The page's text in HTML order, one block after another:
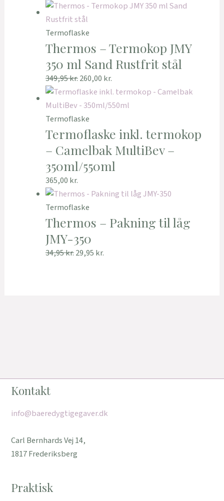
Termoflaske
Thermos – Termokop JMY
350 ml Sand Rustfrit stål
349,95kr.260,00 kr.
Termoflaske
Termoflaske inkl. termokop
– Camelbak MultiBev –
350ml/550ml
365,00 kr.
Termoflaske
Thermos – Pakning til låg
JMY-350
34,95kr.29,95 kr.
Kontakt
info@baeredygtigegaver.dk
Carl Bernhards Vej 14,
1817 Frederiksberg
Praktisk